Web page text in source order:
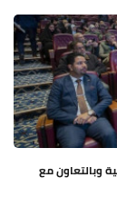
وبالتعاون مع